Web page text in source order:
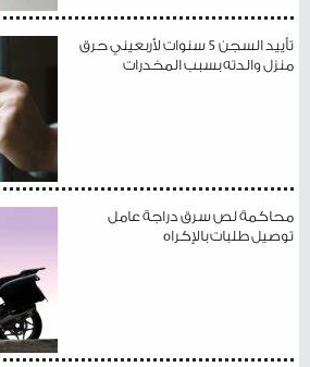
تأييد السجن 5 سنوات لأربعيني حرق
منزل والدته بسبب المخدرات
محاكمة لص سرق دراجة عامل
توصيل طلبات بالإكراه